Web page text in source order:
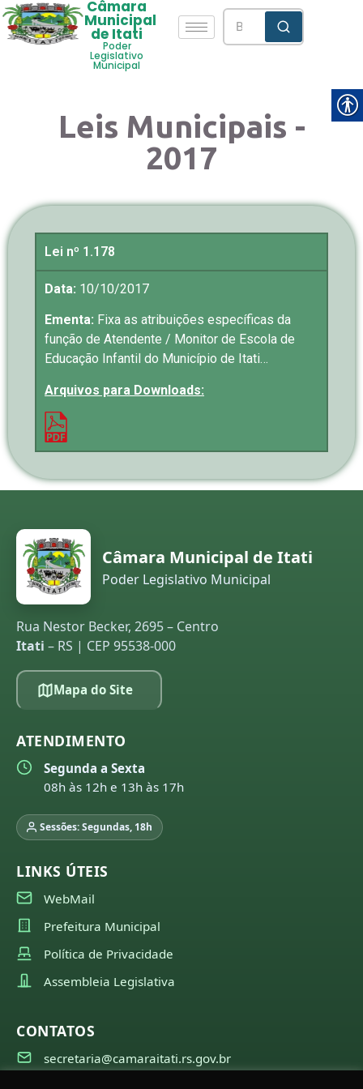
Câmara
Municipal
de Itati
Poder
Legislativo
Municipal
Leis Municipais -
2017
Lei nº 1.178
Data: 10/10/2017
Ementa: Fixa as atribuições específicas da
função de Atendente / Monitor de Escola de
Educação Infantil do Município de Itati…
Arquivos para Downloads:
Câmara Municipal de Itati
Poder Legislativo Municipal
Rua Nestor Becker, 2695 – Centro
Itati – RS | CEP 95538-000
Mapa do Site
ATENDIMENTO
Segunda a Sexta
08h às 12h e 13h às 17h
Sessões: Segundas, 18h
LINKS ÚTEIS
WebMail
Prefeitura Municipal
Política de Privacidade
Assembleia Legislativa
CONTATOS
secretaria@camaraitati.rs.gov.br